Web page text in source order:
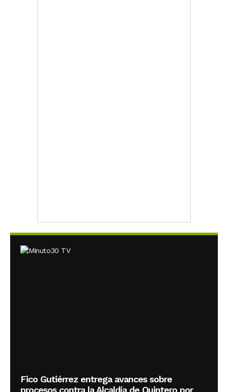
Fico Gutiérrez entrega avances sobre
procesos contra la Alcaldía de Quintero por